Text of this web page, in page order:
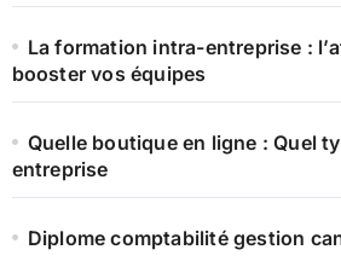
La formation intra-entreprise :
booster vos équipes
Quelle boutique en ligne : Quel
entreprise
Diplome comptabilité gestion